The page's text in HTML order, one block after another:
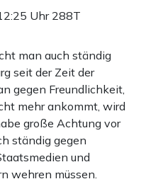
Uhr 288T
man auch ständig
seit der Zeit der
gegen Freundlichkeit,
mehr ankommt, wird
große Achtung vor
ständig gegen
und
wehren müssen.